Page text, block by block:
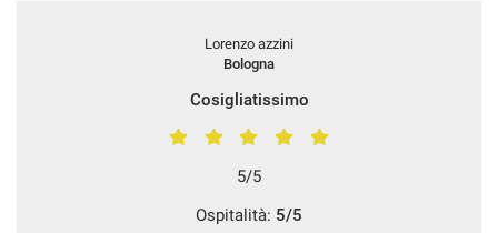
Lorenzo azzini
Bologna
Cosigliatissimo
5/5
Ospitalità: 5/5